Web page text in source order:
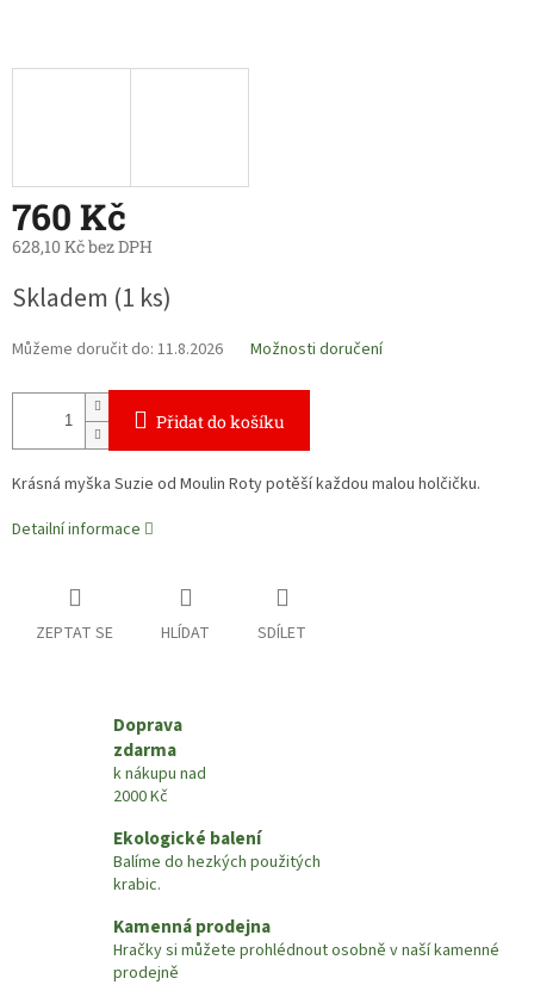
760 Kč
628,10 Kč bez DPH
cena:
Skladem (1 ks)
Můžeme doručit do: 11.8.2026 Možnosti doručení
Přidat do košíku
Krásná myška Suzie od Moulin Roty potěší každou malou holčičku.
Detailní informace
ZEPTAT SE HLÍDAT SDÍLET
Doprava
zdarma
k nákupu nad
2000 Kč
Ekologické balení
Balíme do hezkých použitých
krabic.
Kamenná prodejna
Hračky si můžete prohlédnout osobně v naší kamenné
prodejně